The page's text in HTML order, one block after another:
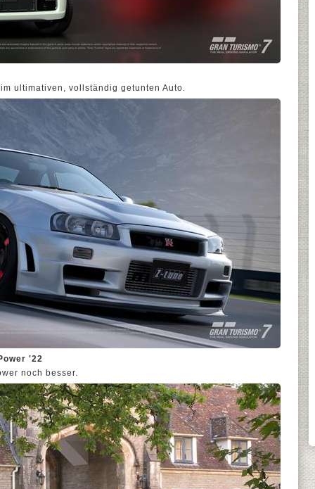
ultimativen, vollständig getunten Auto.
'22
noch besser.